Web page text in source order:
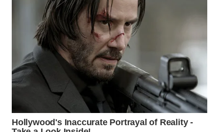
WN
CIREBON
WN
INDRAMAYU
KUNINGAN